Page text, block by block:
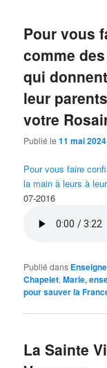
Pour vous
comme
qui
leur
votre
Publié le11 mai 2024
Pour vous faire
la main à leurs à
07-2016
Publié dans
Chapelet,Marie,
pour sauver la
La Sainte